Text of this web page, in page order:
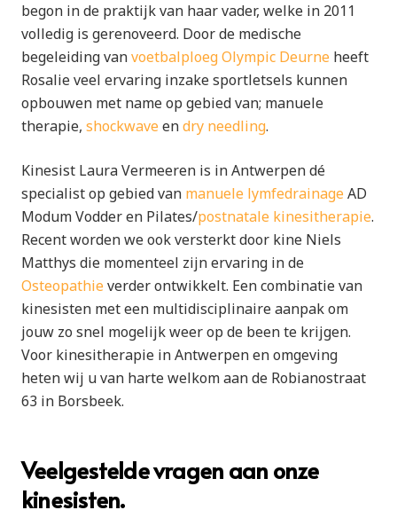
begon in de praktijk van haar vader, welke in 2011
volledig is gerenoveerd. Door de medische
begeleiding vanvoetbalploeg Olympic Deurne heeft
Rosalie veel ervaring inzake sportletsels kunnen
opbouwen met name op gebied van; manuele
therapie, shockwaveendry needling.
Kinesist Laura Vermeeren is in Antwerpen dé
specialist op gebied van manuele lymfedrainageAD
Modum Vodder en Pilates/postnatale kinesitherapie.
Recent worden we ook versterkt door kine Niels
Matthys die momenteel zijn ervaring in de
Osteopathieverder ontwikkelt. Een combinatie van
kinesisten met een multidisciplinaire aanpak om
jouw zo snel mogelijk weer op de been te krijgen.
Voor kinesitherapie in Antwerpen en omgeving
heten wij u van harte welkom aan de Robianostraat
63 in Borsbeek.
Veelgestelde vragen aan onze
kinesisten.